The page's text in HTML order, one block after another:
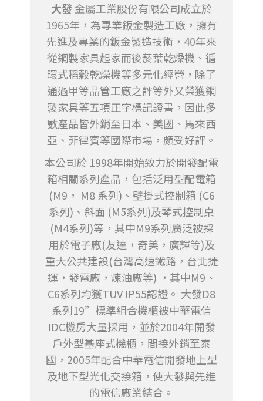
大發金屬工業股份有限公司成立於
1965年，為專業鈑金製造工廠，擁有
先進及專業的鈑金製造技術，40年來
從鋼製家具起家而後菸葉乾燥機、循
環式稻穀乾燥機等多元化經營，除了
通過甲等品管工廠之評等外又榮獲鋼
製家具等五項正字標記證書，因此多
數產品皆外銷至日本、美國、馬來西
亞、菲律賓等國際市場，頗受好評。
本公司於 1998年開始致力於開發配電
箱相關系列產品，包括泛用型配電箱
(M9， M8 系列)、壁掛式控制箱 (C6
系列)、斜面 (M5系列)及琴式控制桌
(M4系列)等，其中M9系列廣泛被採
用於電子廠(友達，奇美，廣輝等)及
重大公共建設(台灣高速鐵路，台北捷
運，發電廠，煉油廠等) ，其中M9、
C6系列均獲TUV IP55認證。 大發D8
系列19”標準組合機櫃被中華電信
IDC機房大量採用，並於2004年開發
戶外型基座式機櫃，間接外銷至泰
國，2005年配合中華電信開發地上型
及地下型光化交接箱，使大發與先進
的電信廠業結合。